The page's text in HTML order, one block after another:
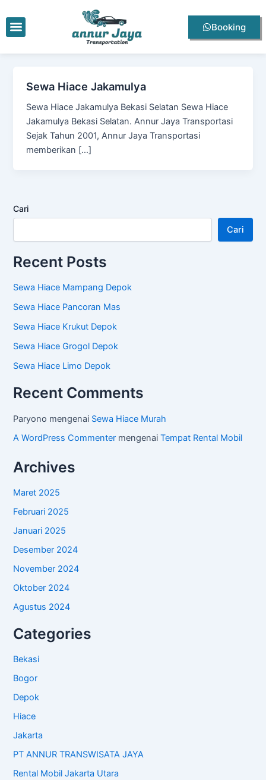
ke
konten
Menu Booking
Sewa Hiace Jakamulya
Sewa Hiace Jakamulya Bekasi Selatan Sewa Hiace
Jakamulya Bekasi Selatan. Annur Jaya Transportasi
Sejak Tahun 2001, Annur Jaya Transportasi
memberikan […]
Cari
Cari
Recent Posts
Sewa Hiace Mampang Depok
Sewa Hiace Pancoran Mas
Sewa Hiace Krukut Depok
Sewa Hiace Grogol Depok
Sewa Hiace Limo Depok
Recent Comments
Paryono mengenai Sewa Hiace Murah
A WordPress Commenter mengenaiTempat Rental Mobil
Archives
Maret 2025
Februari 2025
Januari 2025
Desember 2024
November 2024
Oktober 2024
Agustus 2024
Categories
Bekasi
Bogor
Depok
Hiace
Jakarta
PT ANNUR TRANSWISATA JAYA
Rental Mobil Jakarta Utara